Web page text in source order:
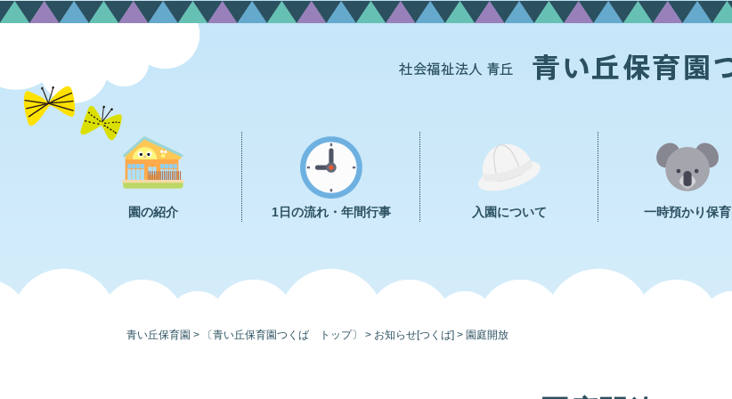
Skip
園の紹介 1日の流れ・年間行事 入園について 一時預かり保育
青い丘保育園 > 〔青い丘保育園つくば トップ〕 > お知らせ[つくば] > 園庭開放